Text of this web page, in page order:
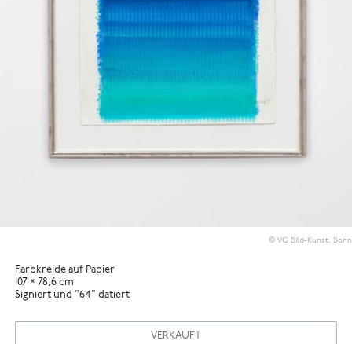
© VG Bild-Kunst, Bonn
Farbkreide auf Papier
107 × 78,6 cm
Signiert und "64" datiert
VERKAUFT